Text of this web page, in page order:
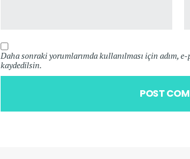
Daha sonraki yorumlarımda kullanılması için adım,
kaydedilsin.